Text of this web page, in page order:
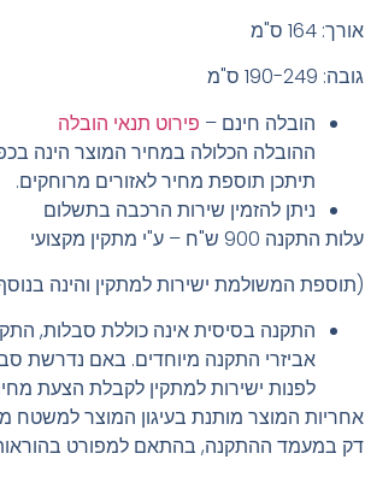
אורך: 164 ס"מ
גובה: 190-249 ס"מ
הובלה חינם – פירוט תנאי הובלה
ההובלה הכלולה במחיר המוצר הינה
תיתכן תוספת מחיר לאזורים מרוחקים.
ניתן להזמין שירות הרכבה בתשלום
עלות התקנה 900 ש"ח – ע"י מתקין מקצועי
(תוספת המשולמת ישירות למתקין והינה
התקנה בסיסית אינה כוללת סבלות,
אביזרי התקנה מיוחדים. באם נדרשת
לפנות ישירות למתקין לקבלת הצעת
אחריות המוצר מותנת בעיגון המוצר למשטח
דק במעמד ההתקנה, בהתאם למפורט